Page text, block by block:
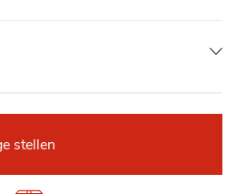
stellen